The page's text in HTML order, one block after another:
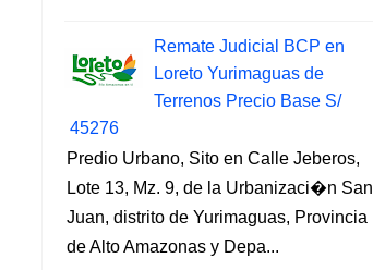
Remate Judicial BCP en
Loreto Yurimaguas de
Terrenos Precio Base S/
45276
Predio Urbano, Sito en Calle Jeberos,
Lote 13, Mz. 9, de la Urbanizaci�n San
Juan, distrito de Yurimaguas, Provincia
de Alto Amazonas y Depa...